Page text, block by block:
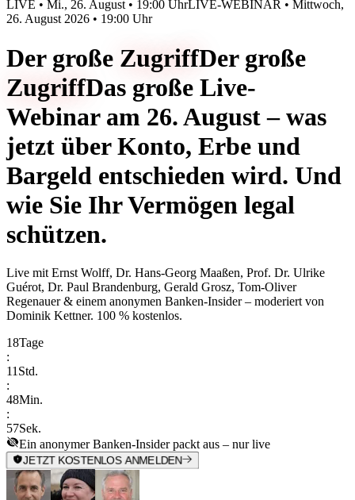
LIVE • Mi., 26. August • 19:00 UhrLIVE-WEBINAR • Mittwoch,
26. August 2026 • 19:00 Uhr
Der große ZugriffDer große
ZugriffDas große Live-
Webinar am 26. August – was
jetzt über Konto, Erbe und
Bargeld entschieden wird. Und
wie Sie Ihr Vermögen legal
schützen.
Live mit Ernst Wolff, Dr. Hans-Georg Maaßen, Prof. Dr. Ulrike
Guérot, Dr. Paul Brandenburg, Gerald Grosz, Tom-Oliver
Regenauer & einem anonymen Banken-Insider– moderiert von
Dominik Kettner. 100 % kostenlos.
18Tage
:
11 Std.
:
48Min.
:
57Sek.
Ein anonymer Banken-Insider packt aus – nur live
JETZT KOSTENLOS ANMELDEN